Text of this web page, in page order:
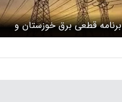
برنامه قطعی برق خوزستان و
اهواز شنبه ۸ دی